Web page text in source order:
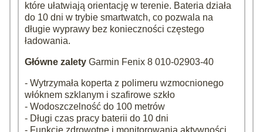
które ułatwiają orientację w terenie. Bateria działa
do 10 dni w trybie smartwatch, co pozwala na
długie wyprawy bez konieczności częstego
ładowania.
Główne zalety Garmin Fenix 8 010-02903-40
- Wytrzymała koperta z polimeru wzmocnionego
włóknem szklanym i szafirowe szkło
- Wodoszczelność do 100 metrów
- Długi czas pracy baterii do 10 dni